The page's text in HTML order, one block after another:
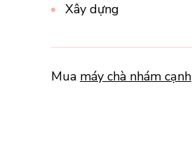
Xây dựng
Mua máy chà nhám cạnh